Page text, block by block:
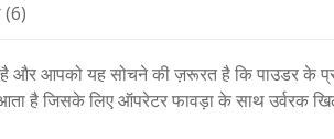
(6)
है और आपको यह सोचने की ज़रूरत है कि पाउडर के
है जिसके लिए ऑपरेटर फावड़ा के साथ उर्वरक